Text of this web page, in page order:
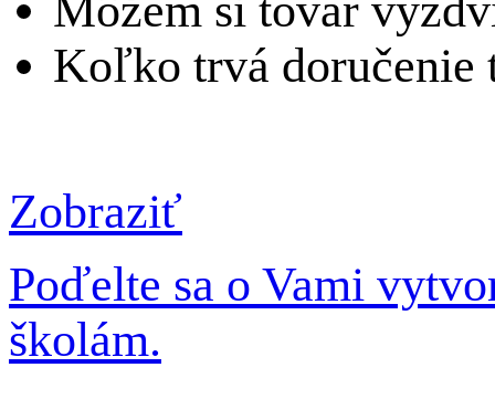
Koľko trvá doručenie
Zobraziť
Poďelte sa o Vami
školám.